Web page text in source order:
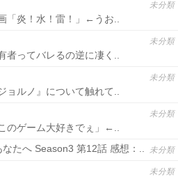
未分類
「炎！水！雷！」←うお..
未分類
ってバレるの逆に凄く..
未分類
ョルノ』について触れて..
未分類
のゲーム大好きでぇ」←..
未分類
たへ Season3 第12話 感想：..
未分類